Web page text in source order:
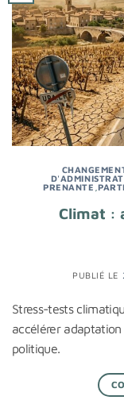
PRENANTE ,
Climat :
PUBLIÉ LE
Stress-tests
accélérer
politique.